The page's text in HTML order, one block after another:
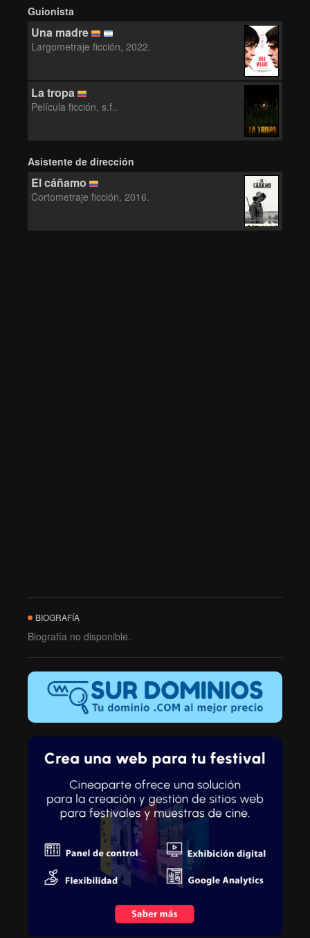
Guionista
Una madre
Largometraje ficción, 2022.
La tropa
Película ficción, s.f..
Asistente de dirección
El cáñamo
Cortometraje ficción, 2016.
BIOGRAFÍA
Biografía no disponible.